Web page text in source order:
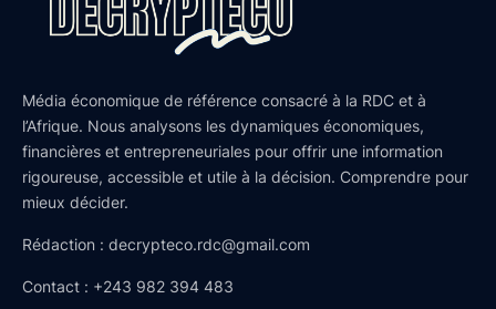
Média économique de référence consacré à la RDC et à
l’Afrique. Nous analysons les dynamiques économiques,
financières et entrepreneuriales pour offrir une information
rigoureuse, accessible et utile à la décision. Comprendre pour
mieux décider.
Rédaction : decrypteco.rdc@gmail.com
Contact : +243 982 394 483